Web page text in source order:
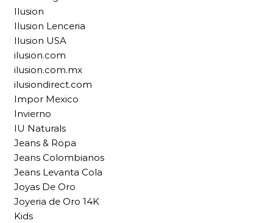
Ilusion
Ilusion Lenceria
Ilusion USA
ilusion.com
ilusion.com.mx
ilusiondirect.com
Impor Mexico
Invierno
IU Naturals
Jeans & Ropa
Jeans Colombianos
Jeans Levanta Cola
Joyas De Oro
Joyeria de Oro 14K
Kids